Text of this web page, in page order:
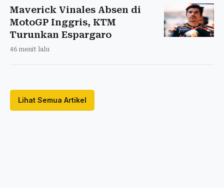
Maverick Vinales Absen di
MotoGP Inggris, KTM
Turunkan Espargaro
46 menit lalu
Lihat Semua Artikel